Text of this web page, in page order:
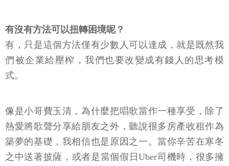
有沒有方法可以扭轉困境呢？
有，只是這個方法僅有少數人可以達成，就是既然我
們被企業給壓榨，我們也要改變成有錢人的思考模
式。
像是小哥費玉清，為什麼把唱歌當作一種享受，除了
熱愛將歌聲分享給朋友之外，聽說很多房產收租作為
築夢的基礎，我相信也是原因之一。當你辛苦在寒冬
之中送著披薩，或者是當個假日Uber司機時，很多擁